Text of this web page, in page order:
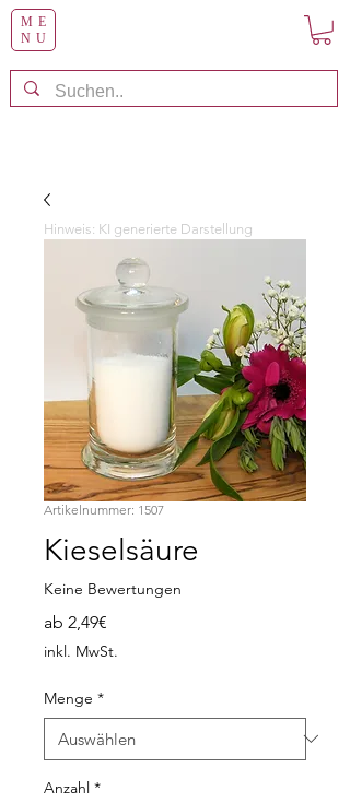
ME
NU
Artikelnummer: 1507
Kieselsäure
Keine Bewertungen
ab 2,49€
Preis
inkl. MwSt.
Menge *
Anzahl *
Hinweis: KI generierte Darstellung